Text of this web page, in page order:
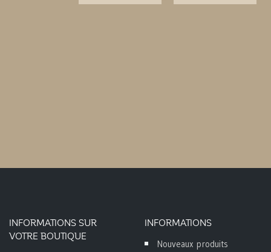
INFORMATIONS SUR
VOTRE BOUTIQUE
INFORMATIONS
Nouveaux produits